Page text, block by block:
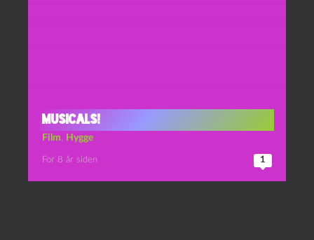
Musicals!
Film, Hygge
For 8 år siden 1